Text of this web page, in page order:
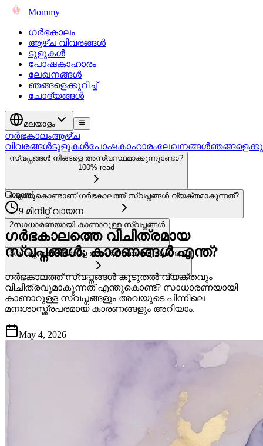
Mommy
ഗർഭകാലം
ആഴ്ച വിവരങ്ങൾ
ടൂളുകൾ
പോഷകാഹാരം
ലേഖനങ്ങൾ
ഞങ്ങളെക്കുറിച്ച്
ചോദ്യങ്ങൾ
മലയാളം
ഗർഭകാലംആഴ്ച
വിവരങ്ങൾടൂളുകൾപോഷകാഹാരംലേഖനങ്ങൾ
സ്വപ്നങ്ങൾ നിങ്ങളെ അസ്വസ്ഥമാക്കുന്നുണ്ടോ?
100% read
1എന്തുകൊണ്ടാണ് ഗർഭകാലത്ത് സ്വപ്നങ്ങൾ വ്യക്തമാകുന്നത്?
2സാധാരണയായി കാണാറുള്ള സ്വപ്നങ്ങൾ
3സ്വപ്നങ്ങൾ നിങ്ങളെ അസ്വസ്ഥമാക്കുന്നുണ്ടോ?
General
9 മിനിറ്റ് വായന
ഗർഭകാലത്തെ വിചിത്രമായ
സ്വപ്നങ്ങൾ: കാരണങ്ങൾ എന്ത്?
ഗർഭകാലത്ത് സ്വപ്നങ്ങൾ കൂടുതൽ വ്യക്തവും
വിചിത്രവുമാകുന്നത് എന്തുകൊണ്ട്? സാധാരണയായി
കാണാറുള്ള സ്വപ്നങ്ങളും അവയുടെ പിന്നിലെ
മനഃശാസ്ത്രപരമായ കാരണങ്ങളും അറിയാം.
May 4, 2026